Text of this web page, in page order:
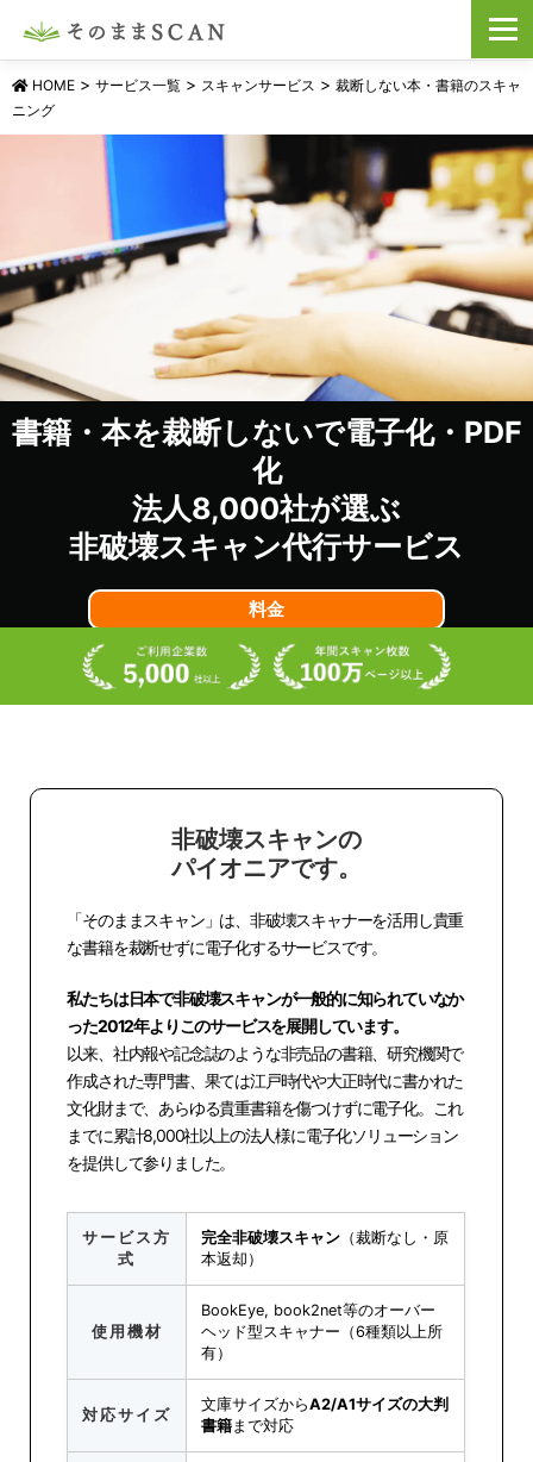
テ
ン
ツ
メニュ
HOME > サービス一覧 > スキャンサービス > 裁断しない本・書籍のスキャ
ニング
書籍・本を裁断しないで電子化・PDF
化
法人8,000社が選ぶ
非破壊スキャン代行サービス
料金
無料見積もり
非破壊スキャンの
パイオニアです。
「そのままスキャン」は、非破壊スキャナーを活用し貴重
な書籍を裁断せずに電子化するサービスです。
私たちは日本で非破壊スキャンが一般的に知られていなか
った2012年よりこのサービスを展開しています。
以来、社内報や記念誌のような非売品の書籍、研究機関で
作成された専門書、果ては江戸時代や大正時代に書かれた
文化財まで、あらゆる貴重書籍を傷つけずに電子化。これ
までに累計8,000社以上の法人様に電子化ソリューション
を提供して参りました。
サービス方
式
完全非破壊スキャン （裁断なし・原
本返却）
使用機材
BookEye, book2net等のオーバー
ヘッド型スキャナー（6種類以上所
有）
対応サイズ
文庫サイズからA2/A1サイズの大判
書籍 まで対応